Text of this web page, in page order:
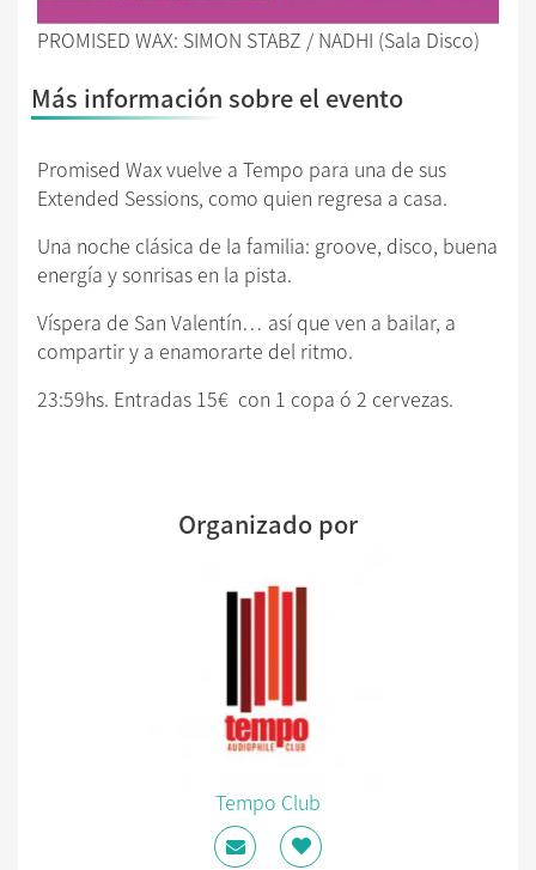
PROMISED WAX: SIMON STABZ / NADHI (Sala Disco)
Más información sobre el evento
Promised Wax vuelve a Tempo para una de sus
Extended Sessions, como quien regresa a casa.
Una noche clásica de la familia: groove, disco, buena
energía y sonrisas en la pista.
Víspera de San Valentín… así que ven a bailar, a
compartir y a enamorarte del ritmo.
23:59hs. Entradas 15€ con 1 copa ó 2 cervezas.
Organizado por
Tempo Club